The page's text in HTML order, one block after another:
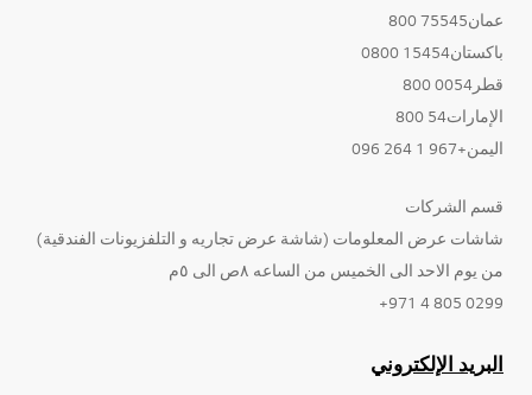
عمان75545 800
باكستان15454 0800
قطر0054 800
الإمارات54 800
اليمن+967 1 264 096
قسم الشركات
شاشات عرض المعلومات (شاشة عرض تجاريه و التلفزيونات الفندقية)
من يوم الاحد الى الخميس من الساعه ٨ص الى ٥م
0299 805 4 971+
البريد الإلكتروني